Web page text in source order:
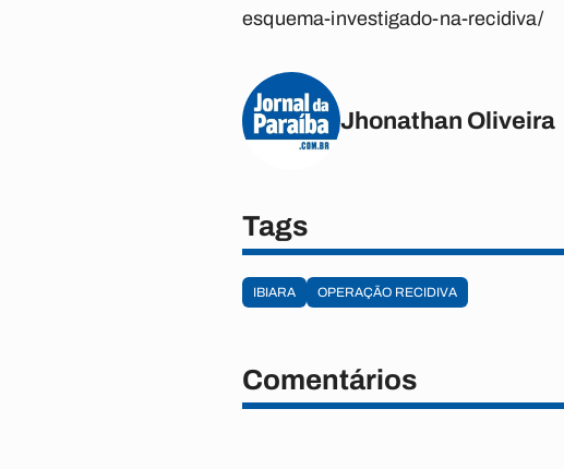
esquema-investigado-na-recidiva/
Jhonathan Oliveira
Tags
IBIARA OPERAÇÃO RECIDIVA
Comentários